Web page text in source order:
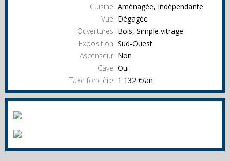
Cuisine Aménagée, Indépendante
Vue Dégagée
Ouvertures Bois, Simple vitrage
Exposition Sud-Ouest
Ascenseur Non
Cave Oui
Taxe foncière 1 132 €/an